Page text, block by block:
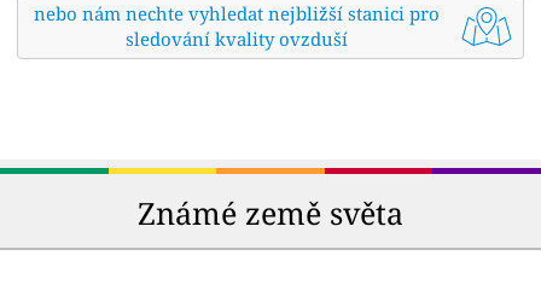
nebo nám nechte vyhledat nejbližší stanici pro
sledování kvality ovzduší
Známé země světa